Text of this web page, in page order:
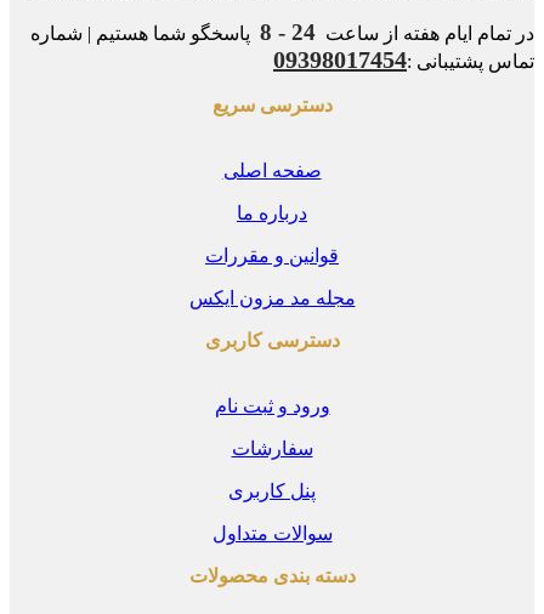
ایام هفته از ساعت 24 - 8
پاسخگو شما هستیم | شماره
:
09398017454
دسترسی سریع
صفحه اصلی
قوانین و مقررات
مجله مد مزون ایکس
دسترسی کاربری
ورود و ثبت نام
سفارشات
پنل کاربری
سوالات متداول
دسته بندی محصولات